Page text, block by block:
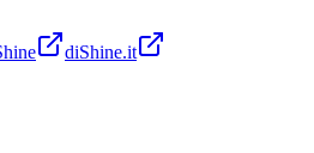
diShine.it